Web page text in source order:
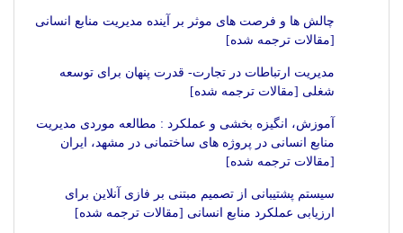
چالش ها و فرصت های موثر بر آینده مدیریت منابع انسانی
[مقالات ترجمه شده]
مدیریت ارتباطات در تجارت- قدرت پنهان برای توسعه
شغلی [مقالات ترجمه شده]
آموزش، انگیزه بخشی و عملکرد : مطالعه موردی مدیریت
منابع انسانی در پروژه های ساختمانی در مشهد، ایران
[مقالات ترجمه شده]
سیستم پشتیبانی از تصمیم مبتنی بر فازی آنلاین برای
ارزیابی عملکرد منابع انسانی [مقالات ترجمه شده]